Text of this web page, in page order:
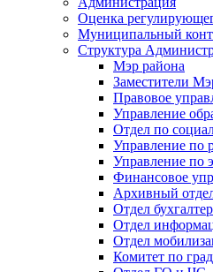
Оценка
Муниципальный
Структура
Мэр района
Заместители
Правовое
Управление
Отдел по
Управление по
Управление по
Финансовое
Архивный
Отдел
Отдел
Отдел
Комитет по